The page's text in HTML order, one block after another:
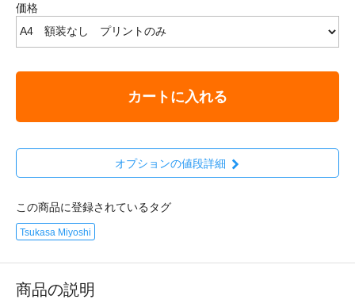
価格
カートに入れる
オプションの値段詳細
この商品に登録されているタグ
Tsukasa Miyoshi
商品の説明